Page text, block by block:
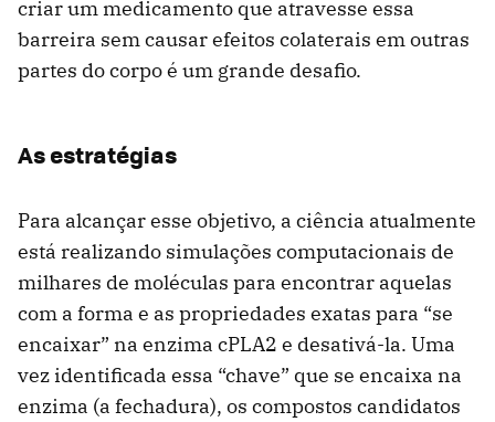
criar um medicamento que atravesse essa
barreira sem causar efeitos colaterais em outras
partes do corpo é um grande desafio.
As estratégias
Para alcançar esse objetivo, a ciência atualmente
está realizando simulações computacionais de
milhares de moléculas para encontrar aquelas
com a forma e as propriedades exatas para “se
encaixar” na enzima cPLA2 e desativá-la. Uma
vez identificada essa “chave” que se encaixa na
enzima (a fechadura), os compostos candidatos